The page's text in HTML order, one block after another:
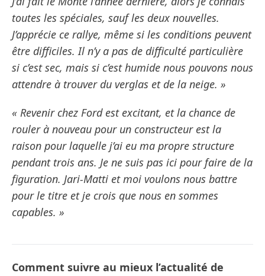
toutes les spéciales, sauf les deux nouvelles.
J’apprécie ce rallye, même si les conditions peuvent
être difficiles. Il n’y a pas de difficulté particulière
si c’est sec, mais si c’est humide nous pouvons nous
attendre à trouver du verglas et de la neige. »
« Revenir chez Ford est excitant, et la chance de
rouler à nouveau pour un constructeur est la
raison pour laquelle j’ai eu ma propre structure
pendant trois ans. Je ne suis pas ici pour faire de la
figuration. Jari-Matti et moi voulons nous battre
pour le titre et je crois que nous en sommes
capables. »
Comment suivre au mieux l’actualité de